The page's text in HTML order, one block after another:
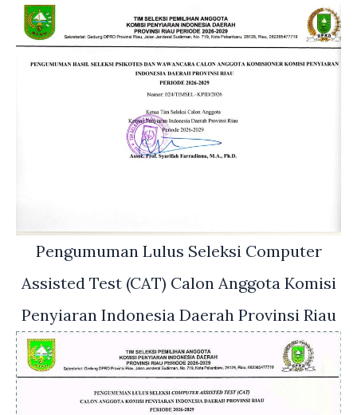
Pengumuman Lulus Seleksi Computer
Assisted Test (CAT) Calon Anggota Komisi
Penyiaran Indonesia Daerah Provinsi Riau